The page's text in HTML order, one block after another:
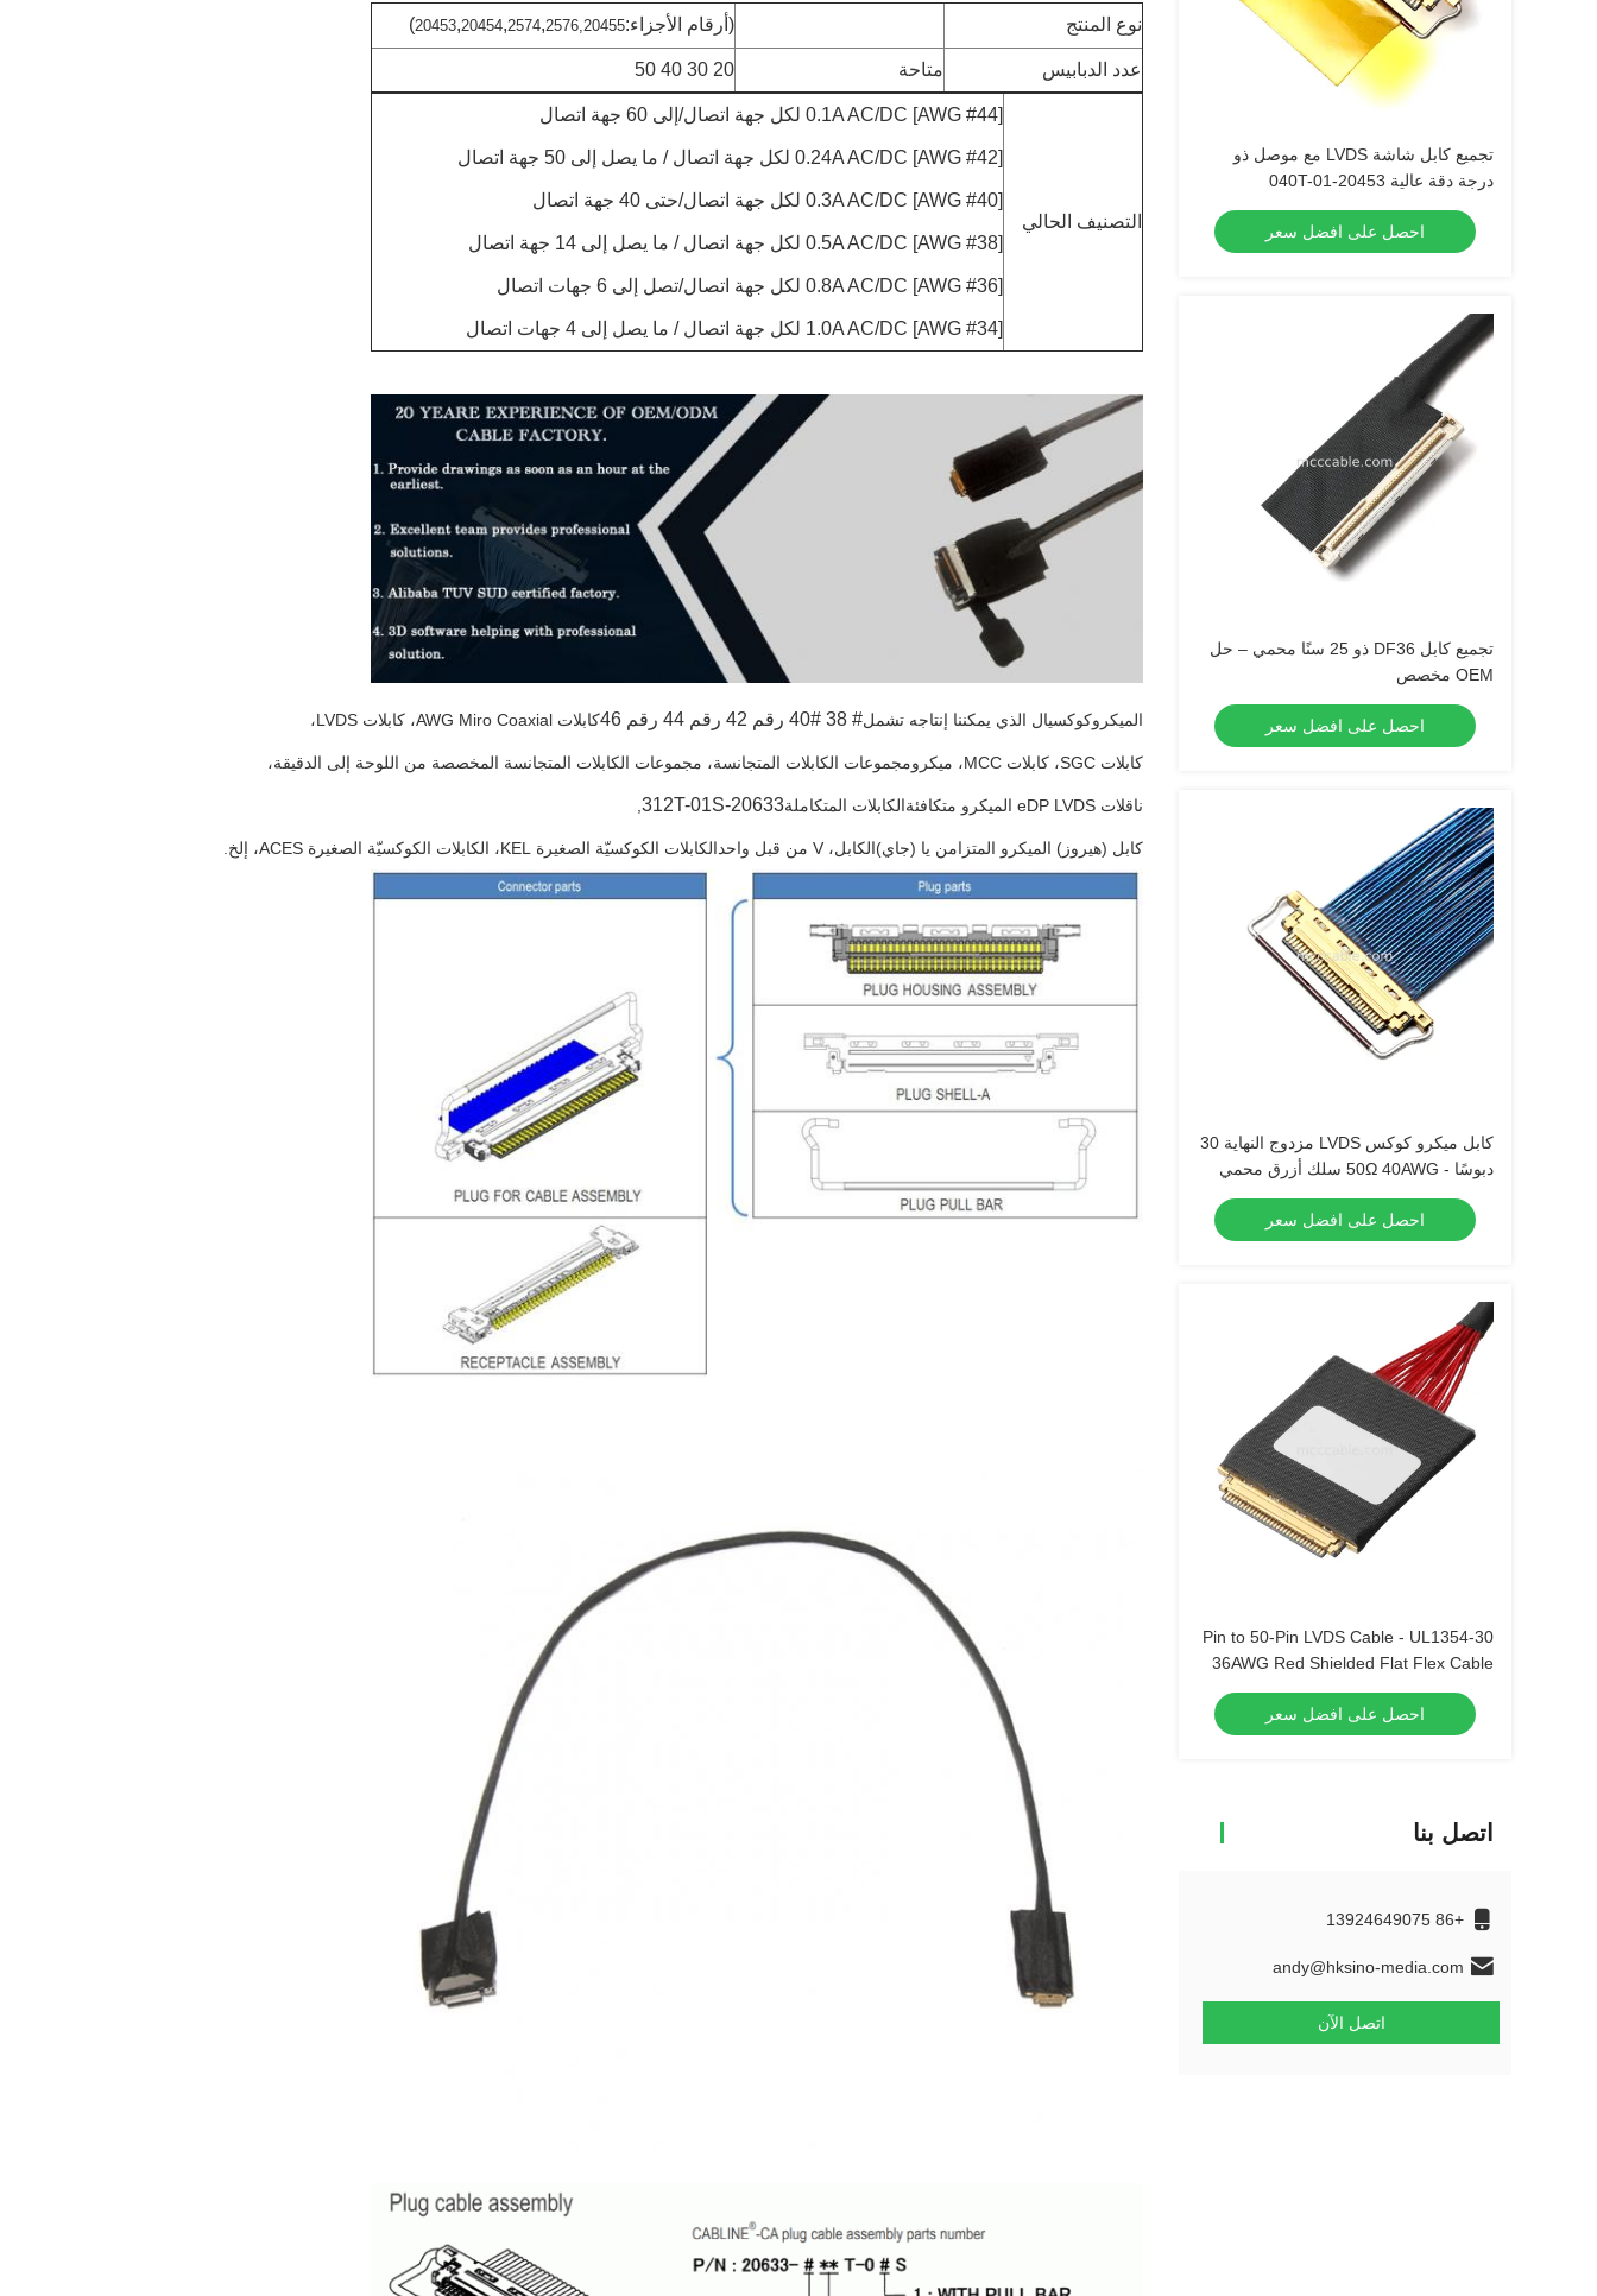
تجميع كابل شاشة LVDS مع موصل ذو
درجة دقة عالية 20453-040T-01
احصل على افضل سعر
تجميع كابل DF36 ذو 25 سنًا محمي – حل
OEM مخصص
احصل على افضل سعر
كابل ميكرو كوكس LVDS مزدوج النهاية 30
دبوسًا - 50Ω 40AWG سلك أزرق محمي
احصل على افضل سعر
30-Pin to 50-Pin LVDS Cable - UL1354
36AWG Red Shielded Flat Flex Cable
احصل على افضل سعر
اتصل بنا
+86 13924649075
andy@hksino-media.com
اتصل الآن
نوع المنتج (أرقام الأجزاء: 20453,20454,2574,2576,20455
)
عدد الدبابيس متاحة 20 30 40 50
التصنيف الحالي
0.1A AC/DC [AWG #44] لكل جهة اتصال/إلى 60 جهة اتصال
0.24A AC/DC [AWG #42] لكل جهة اتصال / ما يصل إلى 50 جهة اتصال
0.3A AC/DC [AWG #40] لكل جهة اتصال/حتى 40 جهة اتصال
0.5A AC/DC [AWG #38] لكل جهة اتصال / ما يصل إلى 14 جهة اتصال
0.8A AC/DC [AWG #36] لكل جهة اتصال/تصل إلى 6 جهات اتصال
1.0A AC/DC [AWG #34] لكل جهة اتصال / ما يصل إلى 4 جهات اتصال
الميكروكوكسيال الذي يمكننا إنتاجه تشمل# 38
#40 رقم 42 رقم 44 رقم 46 كابلات AWG Miro Coaxial، كابلات LVDS،
كابلات SGC، كابلات MCC، ميكرو مجموعات الكابلات المتجانسة، مجموعات الكابلات المتجانسة المخصصة من اللوحة إلى الدقيقة،
ناقلات eDP LVDS الميكرو متكافئة الكابلات المتكاملة20633-312T-01S
كابل (هيروز) الميكرو المتزامن يا (جاي)الكابل، V من قبل واحد الكابلات الكوكسيّة الصغيرة KEL، الكابلات الكوكسيّة الصغيرة ACES، إلخ.